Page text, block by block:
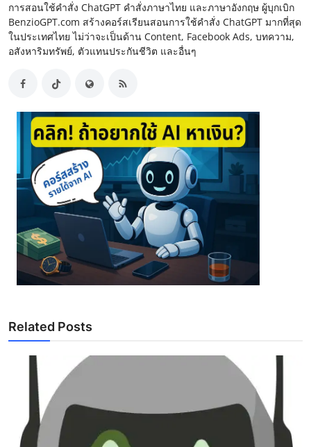
การสอนใช้คำสั่ง ChatGPT คำสั่งภาษาไทย และภาษาอังกฤษ ผู้บุกเบิก
BenzioGPT.com สร้างคอร์สเรียนสอนการใช้คำสั่ง ChatGPT มากที่สุด
ในประเทศไทย ไม่ว่าจะเป็นด้าน Content, Facebook Ads, บทความ,
อสังหาริมทรัพย์, ตัวแทนประกันชีวิต และอื่นๆ
Related Posts